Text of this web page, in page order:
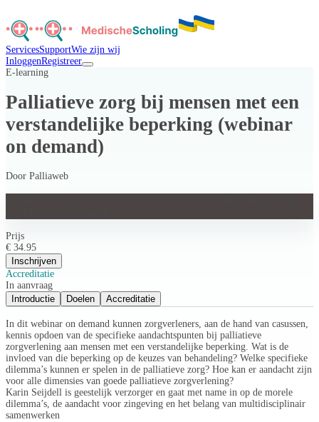
ServicesSupportWie zijn wij
InloggenRegistreer
E-learning
Palliatieve zorg bij mensen met een
verstandelijke beperking (webinar
on demand)
Door Palliaweb
Prijs
€ 34.95
Inschrijven
Accreditatie
In aanvraag
Introductie
Doelen Accreditatie
In dit webinar on demand kunnen zorgverleners, aan de hand van casussen,
kennis opdoen van de specifieke aandachtspunten bij palliatieve
zorgverlening aan mensen met een verstandelijke beperking. Wat is de
invloed van die beperking op de keuzes van behandeling? Welke specifieke
dilemma’s kunnen er spelen in de palliatieve zorg? Hoe kan er aandacht zijn
voor alle dimensies van goede palliatieve zorgverlening?
Karin Seijdell is geestelijk verzorger en gaat met name in op de morele
dilemma’s, de aandacht voor zingeving en het belang van multidisciplinair
samenwerken